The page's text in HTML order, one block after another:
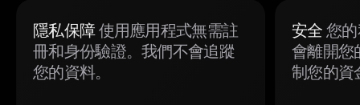
隱私保障使用應用程式無需註
冊和身份驗證。我們不會追蹤
您的資料。
安全 您
會離開您
制您的資